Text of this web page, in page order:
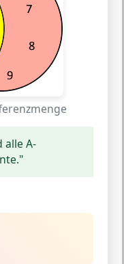
alle A-